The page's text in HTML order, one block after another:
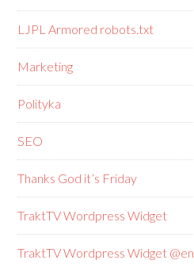
LJPL Armored robots.txt
Marketing
Polityka
SEO
Thanks God it’s Friday
TraktTV Wordpress Widget
TraktTV Wordpress Widget @en